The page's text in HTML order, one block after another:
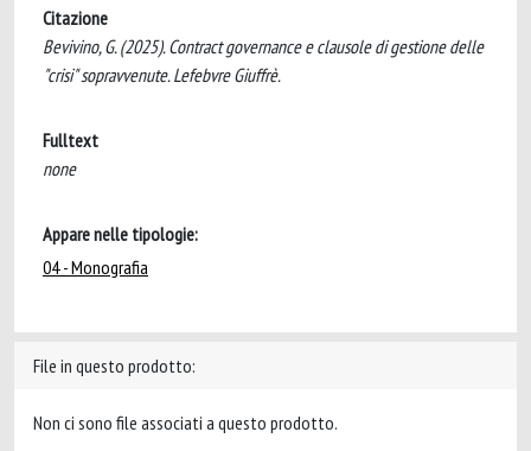
Citazione
Bevivino, G. (2025). Contract governance e clausole di gestione delle
"crisi" sopravvenute. Lefebvre Giuffrè.
Fulltext
none
Appare nelle tipologie:
04 - Monografia
File in questo prodotto:
Non ci sono file associati a questo prodotto.